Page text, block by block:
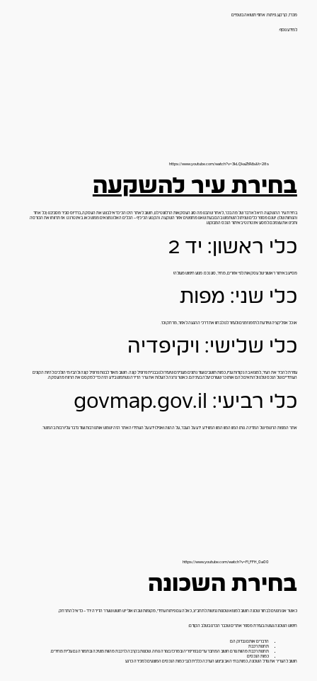
מכרז, קרקע, פיתוח. אחוזי תשואה בשמיים
למידע נוסף:
https://www.youtube.com/watch?v=3kLQkaZtR4s&t=28s
בחירת עיר להשקעה
בחירת עיר ההשקעה היא לא דבר של מה בכך, לאחר שהבנו מה סוג העסקאות הרלוונטי לנו, חשוב לאתר היכן הכי כדאי לבצע את העסקה, ברדיוס סביר מסביבנו (כל אחד
והנוחות שלו). ישנם מספר כלים שניתן להשתמש בהם בעת שאנו מחפשים אזור השקעה. והקטע הכי כיף – הכלים האלו נמצאים ממש כאן. באינטרנט. אז תרווחו את הכורסה
ותכינו את עצמכם למסע אינטרנטי באיתור הנכס המבוקש.
כלי ראשון: יד 2
מסייע באיתור ראשוני של עסקאות לפי אזורים, מחיר, סוג נכס. מנוע חיפוש מעולה!
כלי שני: מפות
או כל אפליקציה שיודעת לתזמן זמנים ולעזור לנו לבחון את דרכי ההגעה לאזור, מרחק וכו'.
כלי שלישי: ויקיפדיה
עוזרת להכיר את העיר, למצוא בה נקודות עניין, כמות תושבים ועוד נתונים מעניינים שיעזרו לנו בבניית פרופיל קונה. חשוב מאוד לבנות פרופיל קונה ולהבין מי הולכים להיות הקונים
העתידיים של הנכס שלנו ולהתאים להם אותו כך שעורכו יעלה בעיניהם. כאשר נרצה להעלות את ערך הדירה נשתמש בידע הזה כדי למקסם את הרווח מהעסקה.
כלי רביעי: govmap.gov.il
אתר המפות הרשמי של המדינה. נותן המון המון המון המון ידע. ידע על העבר, על ההווה ואפילו ידע על העתיד! האתר הזה ישמש אותנו רבות ועוד נדבר עליו רבות בהמשך.
https://www.youtube.com/watch?v=FI_FFH_0a00
בחירת השכונה
כאשר אנו ניגשים לבחור שכונה חשוב למצוא שכונות נגישות לתחב"צ, כאלה עם פיתוח עתידי, מקומות שבהן אולי יש חשש שערך הדירה ירד – כדאי להתרחק.
חיפוש השכונה נעשה בעזרת מספר אתרים שכבר הכרנו בשלב הקודם:
הדברים אותם נבדוק הם
תחנות רכבת
תחנות רכבת מהוות גורם חשוב המחבר ערים בפריפריה ובמרכז בצורה נוחה. שכונות בקרבה לרכבת מהוות משיכה ובתמורה גם עליית מחירים.
כמות הנכסים
חשוב להעריך את גודל השכונה, כמות בתי האב וביצוע הערכה כללית לגבי כמות הנכסים המוצעים למכירה כרגע